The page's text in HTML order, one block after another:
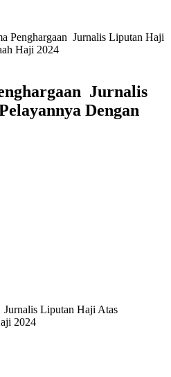
Penghargaan Jurnalis Liputan Haji
Haji 2024
Jurnalis
Dengan
Liputan Haji Atas
2024